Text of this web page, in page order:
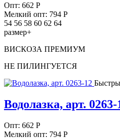
Опт: 662 Р
Мелкий опт: 794 Р
54 56 58 60 62 64
размер+
ВИСКОЗА ПРЕМИУМ
НЕ ПИЛИНГУЕТСЯ
Водолазка, арт. 0263-
Опт: 662 Р
Мелкий опт: 794 Р